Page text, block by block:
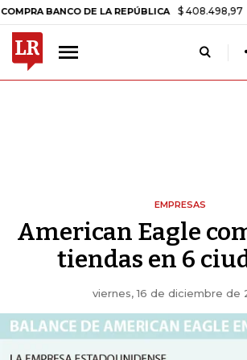
DE LA REPÚBLICA $ 408.498,97 +$
EMPRESAS
American Eagle
tiendas en 6
viernes, 16 de diciembre de